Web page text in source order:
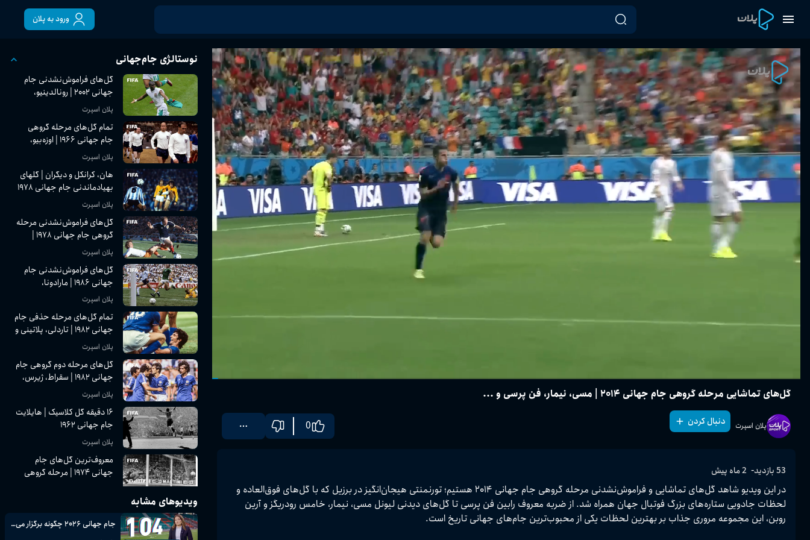
ورود به پلان
گل‌های تماشایی مرحله گروهی جام جهانی ۲۰۱۴ | مسی، نیمار، فن پرسی و ...
پلان اسپرت دنبال کردن 0
53بازدید- 2 ماه پیش
در این ویدیو شاهد گل‌های تماشایی و فراموش‌نشدنی مرحله گروهی جام جهانی ۲۰۱۴ هستیم؛ تورنمنتی هیجان‌انگیز در برزیل که با گل‌های فوق‌العاده و
لحظات جادویی ستاره‌های بزرگ فوتبال جهان همراه شد. از ضربه معروف رابین فن پرسی تا گل‌های دیدنی لیونل مسی، نیمار، خامس رودریگز و آرین
نوستالژی جام‌جهانی
گل‌های فراموش‌نشدنی جام
جهانی ۲۰۰۲ | رونالدینیو،
کامارا، رونالدو و ...
پلان اسپرت
تمام گل‌های مرحله گروهی
جام جهانی ۱۹۶۶ | اوزه‌بیو،
هرست، بکن‌باوئر و بیشتر
پلان اسپرت
هان، کرانکل و دیگران | گلهای
بهیادماندنی جام جهانی ۱۹۷۸
پلان اسپرت
گل‌های فراموش‌نشدنی مرحله
گروهی جام جهانی ۱۹۷۸ |
جمیل، لوکه، کوبیاس و ...
پلان اسپرت
گل‌های فراموش‌نشدنی جام
جهانی ۱۹۸۶ | مارادونا،
ماتئوس و ...
پلان اسپرت
تمام گل‌های مرحله حذفی جام
جهانی ۱۹۸۲ | تاردلی، پلاتینی و
...
پلان اسپرت
گل‌های مرحله دوم گروهی جام
جهانی ۱۹۸۲ | سقراط، ژیرس،
روسی و ...
پلان اسپرت
۱۶ دقیقه گل کلاسیک | هایلایت
جام جهانی ۱۹۶۲
پلان اسپرت
معروف‌ترین گل‌های جام
جهانی ۱۹۷۴ | مرحله گروهی
مرحله گروهی (قسمت اول)
پلان اسپرت
ویدیوهای مشابه
جام جهانی ۲۰۲۶ چگونه برگزار می‌شود؟ | توضیح کامل فرمت جدید ۴۸ تیمی FIFA